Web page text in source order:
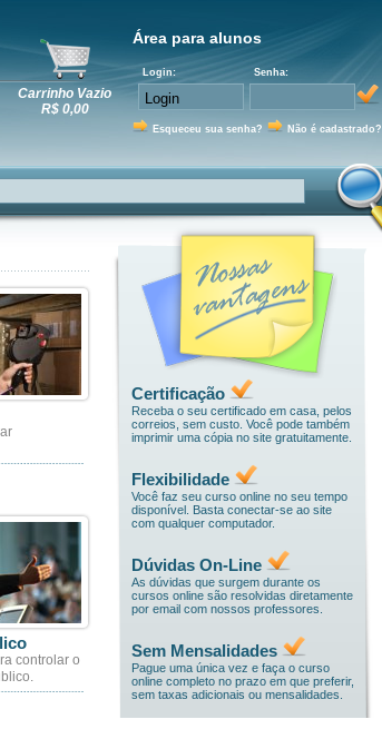
Carrinho Vazio
R$ 0,00
Área para alunos
Login: Senha:
Esqueceu sua senha? Não é cadastrado?
controlar o
Certificação
Receba o seu certificado em casa, pelos
correios, sem custo. Você pode também
imprimir uma cópia no site gratuitamente.
Flexibilidade
Você faz seu curso online no seu tempo
disponível. Basta conectar-se ao site
com qualquer computador.
Dúvidas On-Line
As dúvidas que surgem durante os
cursos online são resolvidas diretamente
por email com nossos professores.
Sem Mensalidades
Pague uma única vez e faça o curso
online completo no prazo em que preferir,
sem taxas adicionais ou mensalidades.